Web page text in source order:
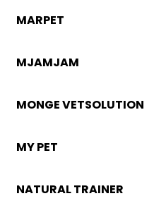
MARPET
MJAMJAM
MONGE VETSOLUTION
MY PET
NATURAL TRAINER